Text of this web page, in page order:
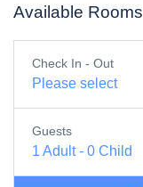
Available Rooms
Check In - Out
Please select
Guests
1 Adult- 0 Child